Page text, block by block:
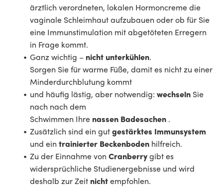
ärztlich verordneten, lokalen Hormoncreme die
vaginale Schleimhaut aufzubauen oder ob für Sie
eine Immunstimulation mit abgetöteten Erregern
in Frage kommt.
Ganz wichtig – nicht unterkühlen.
Sorgen Sie für warme Füße, damit es nicht zu einer
Minderdurchblutung kommt
und häufig lästig, aber notwendig: wechseln Sie
nach nach dem
Schwimmen Ihre nassen Badesachen .
Zusätzlich sind ein gutgestärktes Immunsystem
und ein trainierter Beckenboden hilfreich.
Zu der Einnahme von Cranberrygibt es
widersprüchliche Studienergebnisse und wird
deshalb zur Zeit nichtempfohlen.